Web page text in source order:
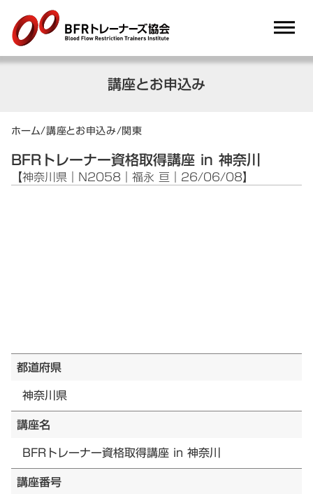
講座とお申込み
ホーム/講座とお申込み/関東
BFRトレーナー資格取得講座 in 神奈川
【神奈川県｜N2058｜福永 亘｜26/06/08】
都道府県
神奈川県
講座名
BFRトレーナー資格取得講座 in 神奈川
講座番号
dehaze